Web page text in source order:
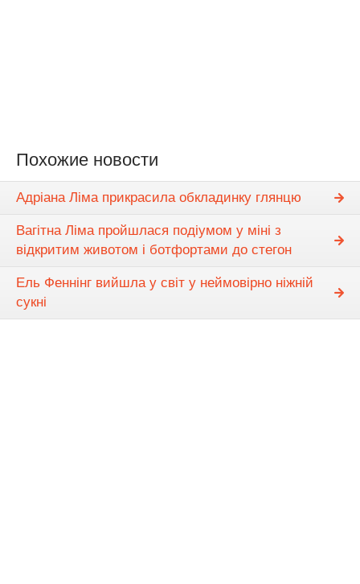
Похожие новости
Адріана Ліма прикрасила обкладинку глянцю
Вагітна Ліма пройшлася подіумом у міні з
відкритим животом і ботфортами до стегон
Ель Феннінг вийшла у світ у неймовірно ніжній
сукні